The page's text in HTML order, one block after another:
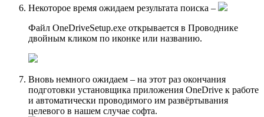
Некоторое время ожидаем результата поиска –
Файл OneDriveSetup.exe открывается в Проводнике
двойным кликом по иконке или названию.
Вновь немного ожидаем – на этот раз окончания
подготовки установщика приложения OneDrive к работе
и автоматически проводимого им развёртывания
целевого в нашем случае софта.